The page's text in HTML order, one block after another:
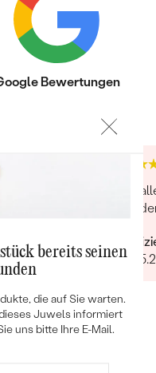
Bewertungen
sowie
so.
War
und
bereits seinen
die auf Sie warten.
Juwels informiert
uns bitte Ihre E-Mail.